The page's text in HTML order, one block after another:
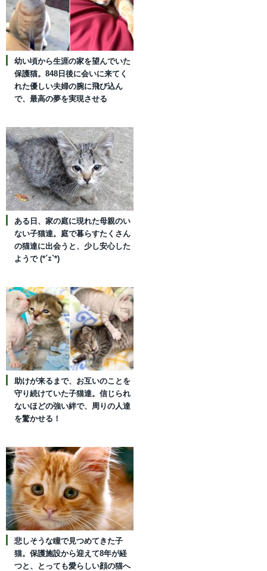
幼い頃から生涯の家を望んでいた
保護猫。848日後に会いに来てく
れた優しい夫婦の腕に飛び込ん
で、最高の夢を実現させる
ある日、家の庭に現れた母親のい
ない子猫達。庭で暮らすたくさん
の猫達に出会うと、少し安心した
ようで (*´ｪ`*)
助けが来るまで、お互いのことを
守り続けていた子猫達。信じられ
ないほどの強い絆で、周りの人達
を驚かせる！
悲しそうな瞳で見つめてきた子
猫。保護施設から迎えて8年が経
つと、とっても愛らしい顔の猫へ